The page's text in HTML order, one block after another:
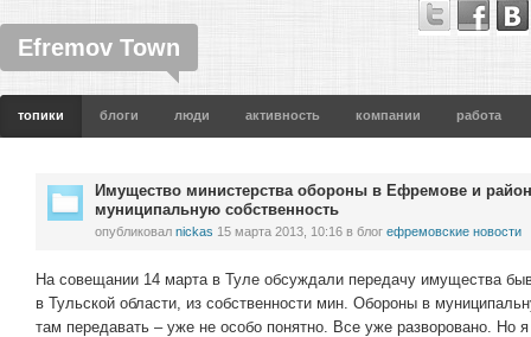
Efremov Town
топики блоги люди активность компании работа
Имущество министерства обороны в Ефремове и
муниципальную собственность
опубликовал nickas 15 марта 2013, 10:16 в блог ефремовские новости
На совещании 14 марта в Туле обсуждали передачу имущества
в Тульской области, из собственности мин. Обороны в
там передавать – уже не особо понятно. Все уже разворовано. Но